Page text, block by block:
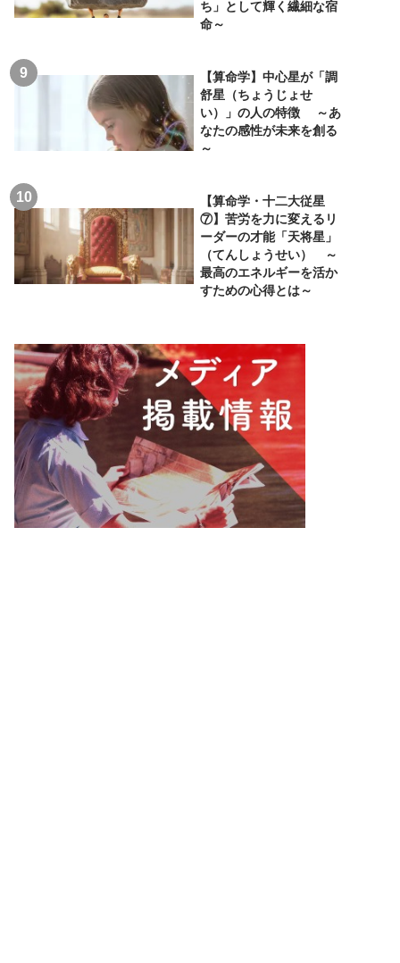
ち」として輝く繊細な宿
命～
【算命学】中心星が「調
舒星（ちょうじょせ
い）」の人の特徴 ～あ
なたの感性が未来を創る
～
【算命学・十二大従星
⑦】苦労を力に変えるリ
ーダーの才能「天将星」
（てんしょうせい） ～
最高のエネルギーを活か
すための心得とは～